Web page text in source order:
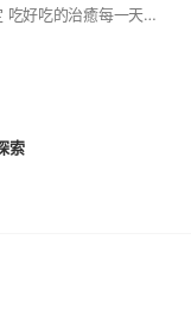
每日安排各式美食餐車 歡迎加入預定 吃好吃的治癒每一天🤤 📍新北市八里區中山路一段75號對面 #八里餐車市集
索